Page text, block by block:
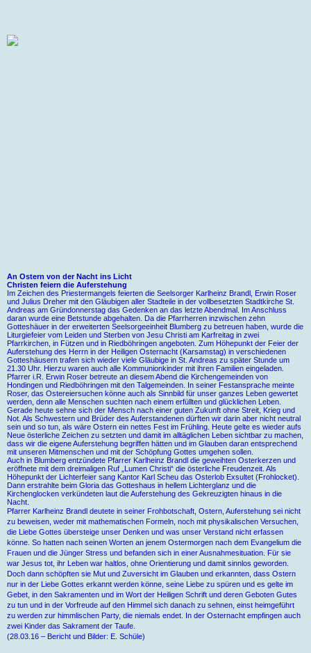
An Ostern von der Nacht ins Licht
Christen feiern die Auferstehung
Im Zeichen des Priestermangels feierten die Seelsorger Karlheinz Brandl, Erwin Roser
und Julius Dreher mit den Gläubigen aller Stadteile in der vollbesetzten Stadtkirche St.
Andreas am Gründonnerstag das Gedenken an das letzte Abendmal. Im Anschluss
daran wurde eine Betstunde abgehalten. Da die Pfarrherren inzwischen zehn
Gotteshäuer in der erweiterten Seelsorgeeinheit Blumberg zu betreuen haben, wurde die
Liturgiefeier vom Leiden und Sterben von Jesu Christi am Karfreitag in zwei
Pfarrkirchen, in Fützen und in Riedböhringen angeboten. Zum Höhepunkt der Feier der
Auferstehung des Herrn in der Heiligen Osternacht (Karsamstag) in verschiedenen
Gotteshäusern trafen sich wieder viele Gläubige in St. Andreas zu später Stunde um
21.30 Uhr. Hierzu waren auch alle Kommunionkinder mit ihren Familien eingeladen.
Pfarrer i.R. Erwin Roser betreute an diesem Abend die Kirchengemeinden von
Hondingen und Riedböhringen mit den Talgemeinden. In seiner Festansprache meinte
Roser, das Ostereiersuchen könne auch als Sinnbild für unser ganzes Leben gewertet
werden, denn alle Menschen suchten nach einem erfüllten und glücklichen Leben.
Gerade heute sehne sich der Mensch nach einer guten Zukunft ohne Streit, Krieg und
Not. Als Schwestern und Brüder des Auferstandenen dürften wir darin aber nicht neutral
sein und so tun, als wäre Ostern ein nettes Fest im Frühling. Heute gelte es wieder aufs
Neue österliche Zeichen zu setzten und damit im alltäglichen Leben sichtbar zu machen,
dass wir die eigene Auferstehung begriffen hätten und im Glauben daran entsprechend
mit unseren Mitmenschen und mit der Schöpfung Gottes umgehen sollen.
Auch in Blumberg entzündete Pfarrer Karlheinz Brandl die geweihten Osterkerzen und
eröffnete mit dem dreimaligen Ruf „Lumen Christi“ die österliche Freudenzeit. Als
Höhepunkt der Lichterfeier sang Kantor Karl Scheu das Osterlob Exsultet (Frohlocket).
Dann erstrahlte beim Gloria das Gotteshaus in hellem Lichterglanz und die
Kirchenglocken verkündeten laut die Auferstehung des Gekreuzigten hinaus in die
Nacht.
Pfarrer Karlheinz Brandl deutete in seiner Frohbotschaft, Ostern, Auferstehung sei nicht
zu beweisen, weder mit mathematischen Formeln, noch mit physikalischen Versuchen,
die Liebe Gottes übersteige unser Denken und was unser Verstand nicht erfassen
könne. So hatten nach seinen Worten an jenem Ostermorgen nach dem Evangelium die
Frauen und die Jünger Stress und befanden sich in einer Ausnahmesituation. Für sie
war Jesus tot, ihr Leben war haltlos, ohne Orientierung und damit sinnlos geworden.
Doch dann schöpften sie Mut und Zuversicht im Glauben und erkannten, dass Ostern
nur in der Liebe Gottes erkannt werden könne, seine Liebe zu spüren und es gelte im
Gebet, in den Sakramenten und im Wort der Heiligen Schrift und deren Geboten Gutes
zu tun und in der Vorfreude auf den Himmel sich danach zu sehnen, einst heimgeführt
zu werden zur himmlischen Party, die niemals endet. In der Osternacht empfingen auch
zwei Kinder das Sakrament der Taufe.
(28.03.16 – Bericht und Bilder: E. Schüle)